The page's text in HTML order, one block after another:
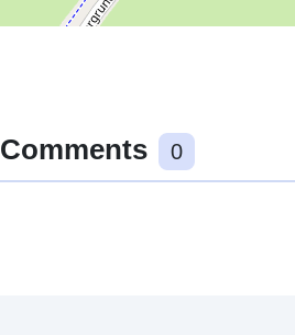
Comments 0